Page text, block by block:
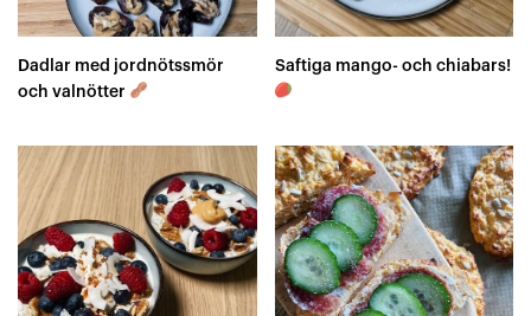
Dadlar med jordnötssmör
och valnötter
Saftiga mango- och chiabars!